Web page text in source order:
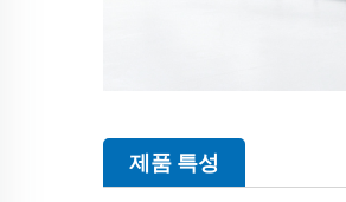
제품 특성